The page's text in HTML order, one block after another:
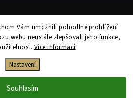
Vám umožnili pohodlné prohlížení
webu neustále zlepšovali jeho funkce,
Více informací
Nastavení
Souhlasím
. Všechna práva vyhrazena.
nastavení cookies
Shoptak.cz